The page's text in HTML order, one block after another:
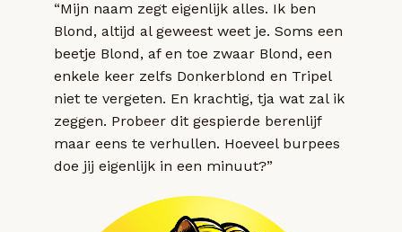
“Mijn naam zegt eigenlijk alles. Ik ben
Blond, altijd al geweest weet je. Soms een
beetje Blond, af en toe zwaar Blond, een
enkele keer zelfs Donkerblond en Tripel
niet te vergeten. En krachtig, tja wat zal ik
zeggen. Probeer dit gespierde berenlijf
maar eens te verhullen. Hoeveel burpees
doe jij eigenlijk in een minuut?”